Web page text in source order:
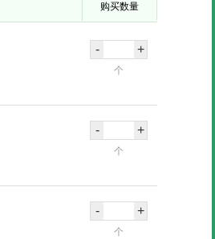
购买数量
- +
个
- +
个
- +
个